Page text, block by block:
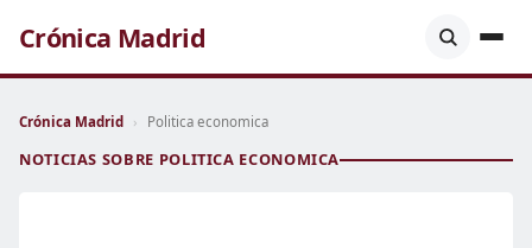
Crónica Madrid
Crónica Madrid › Politica economica
NOTICIAS SOBRE POLITICA ECONOMICA